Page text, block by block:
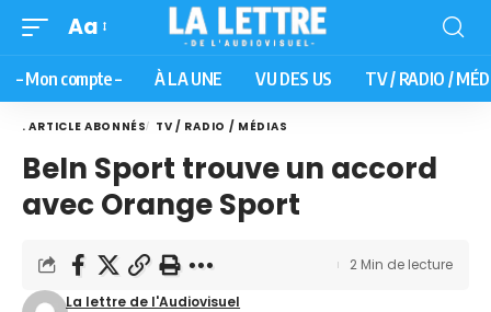
Aa
– Mon compte – À LA UNE VU DES US TV / RADIO /
. ARTICLE ABONNÉS TV / RADIO / MÉDIAS
BeIn Sport trouve un accord
avec Orange Sport
La lettre de l'Audiovisuel
2 Min de lecture